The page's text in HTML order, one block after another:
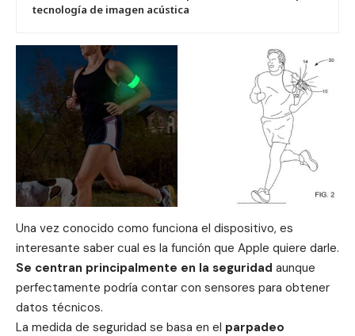
tecnología de imagen acústica
Una vez conocido como funciona el dispositivo, es
interesante saber cual es la función que Apple quiere darle.
Se centran principalmente en la seguridad aunque
perfectamente podría contar con sensores para obtener
datos técnicos.
La medida de seguridad se basa en el parpadeo